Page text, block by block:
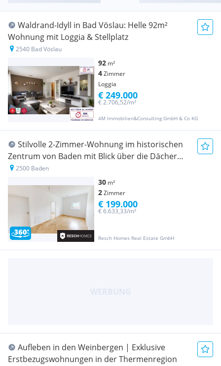
Waldrand-Idyll in Bad Vöslau: Helle 92m²
Wohnung mit Loggia & Stellplatz
2540 Bad Vöslau
92 m²
4Zimmer
Loggia
4M Immobilien&Consulting GmbH & Co KG
€ 2.706,52/m²
€ 249.000
Stilvolle 2-Zimmer-Wohnung im historischen
Zentrum von Baden mit Blick über die Dächer
der Kaiserstadt
2500 Baden
30 m²
2Zimmer
Resch Homes Real Estate GmbH
€ 6.633,33/m²
€ 199.000
Aufleben in den Weinbergen | Exklusive
Erstbezugswohnungen in der Thermenregion